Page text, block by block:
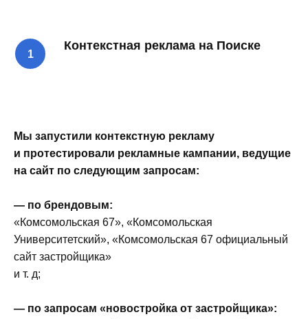
Контекстная реклама на Поиске
Мы запустили контекстную рекламу
и протестировали рекламные кампании, ведущие
на сайт по следующим запросам:
— по брендовым:
«Комсомольская 67», «Комсомольская
Университетский», «Комсомольская 67 официальный
сайт застройщика»
и т. д;
— по запросам «новостройка от застройщика»: